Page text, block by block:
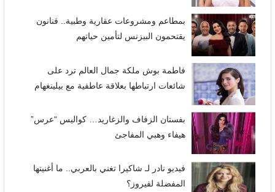
بمطاعم ومشروعات عقارية وطبية.. فنانون
يقتحمون البيزنس لتأمين حياتهم
فاطمة بوش ملكة جمال العالم ترد على
شائعات ارتباطها بعلاقة عاطفية مع بيلينغهام
بفستان الزفاف والزغاريد… كواليس “عرس”
هيفاء وهبي المفاجئ
فيديو نادر لـ شاكيرا تغني بالعربي.. ما أغنيتها
المفضلة لفيروز؟